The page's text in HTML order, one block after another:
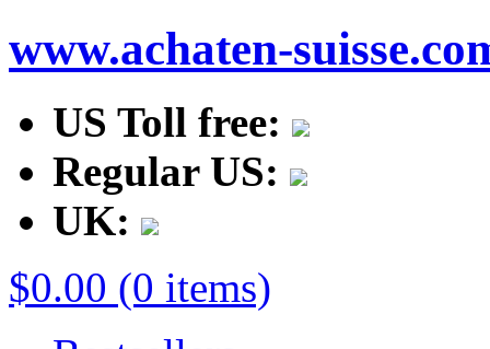
www.achaten-
US Toll free:
Regular US:
UK:
$0.00 (0 items)